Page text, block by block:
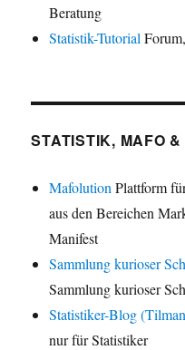
Beratung
Statistik-Tutorial
STATISTIK, MAFO &
Mafolution Plattform
aus den Bereichen
Manifest
Sammlung kurioser
Sammlung kurioser
Statistiker-Blog
nur für Statistiker